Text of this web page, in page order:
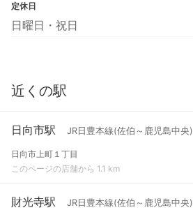
定休日
日曜日・祝日
近くの駅
日向市駅 JR日豊本線(佐伯～鹿児島中央)
日向市上町１丁目
このページの店舗から 1.1 km
財光寺駅 JR日豊本線(佐伯～鹿児島中央)